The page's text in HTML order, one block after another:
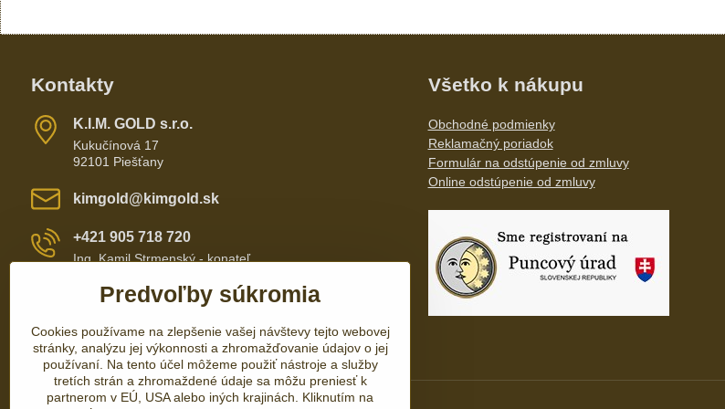
Kontakty
K​​.I​​.M​​. GOLD s​​.r​​.o​​.
Kukučínová 17
92101 Piešťany
kimgold​@kimgold​.sk
+421 905 718 720
Ing. Kamil Strmenský - konateľ
+421 905 657 700
+421 337 735 110
Všetko k nákupu
Obchodné podmienky
Reklamačný poriadok
Formulár na odstúpenie od zmluvy
Online odstúpenie od zmluvy
Predvoľby súkromia
Cookies používame na zlepšenie vašej návštevy tejto webovej
stránky, analýzu jej výkonnosti a zhromažďovanie údajov o jej
používaní. Na tento účel môžeme použiť nástroje a služby
tretích strán a zhromaždené údaje sa môžu preniesť k
partnerom v EÚ, USA alebo iných krajinách. Kliknutím na